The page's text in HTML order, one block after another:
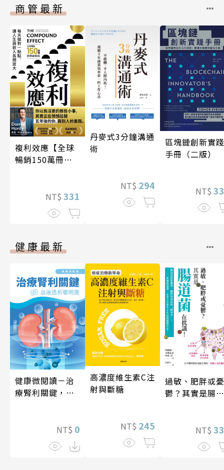
商管最新
複利效應【全球
暢銷150萬冊・
NT$ 331
丹麥式3分鐘溝通
術
NT$ 294
區塊鏈創新實踐
手冊（二版）
NT$
健康最新
健康微閱讀－治
療腎利關鍵，血
NT$ 0
高濃度維生素C注
射與斷糖
NT$ 245
過敏、肥胖或憂
鬱？其實是腸道
NT$